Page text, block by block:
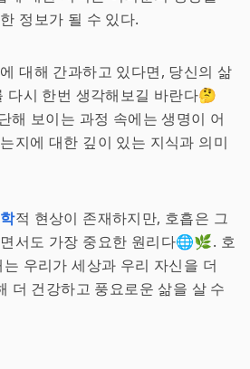
정보가 될 수 있다.
대해 간과하고 있다면, 당신의 삶
다시 한번 생각해보길 바란다🤔
해 보이는 과정 속에는 생명이 어
지에 대한 깊이 있는 지식과 의미
적 현상이 존재하지만, 호흡은 그
서도 가장 중요한 원리다🌐🌿. 호
우리가 세상과 우리 자신을 더
더 건강하고 풍요로운 삶을 살 수